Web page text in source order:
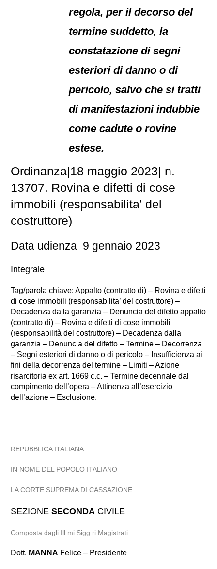
regola, per il decorso del
termine suddetto, la
constatazione di segni
esteriori di danno o di
pericolo, salvo che si tratti
di manifestazioni indubbie
come cadute o rovine
estese.
Ordinanza|18 maggio 2023| n.
13707. Rovina e difetti di cose
immobili (responsabilita’ del
costruttore)
Data udienza 9 gennaio 2023
Integrale
Tag/parola chiave: Appalto (contratto di) – Rovina e difetti
di cose immobili (responsabilita’ del costruttore) –
Decadenza dalla garanzia – Denuncia del difetto appalto
(contratto di) – Rovina e difetti di cose immobili
(responsabilità del costruttore) – Decadenza dalla
garanzia – Denuncia del difetto – Termine – Decorrenza
– Segni esteriori di danno o di pericolo – Insufficienza ai
fini della decorrenza del termine – Limiti – Azione
risarcitoria ex art. 1669 c.c. – Termine decennale dal
compimento dell’opera – Attinenza all’esercizio
dell’azione – Esclusione.
REPUBBLICA ITALIANA
IN NOME DEL POPOLO ITALIANO
LA CORTE SUPREMA DI CASSAZIONE
SEZIONESECONDA CIVILE
Composta dagli Ill.mi Sigg.ri Magistrati:
Dott. MANNA Felice – Presidente